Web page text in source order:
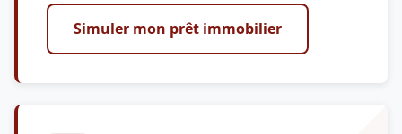
Simuler mon prêt immobilier